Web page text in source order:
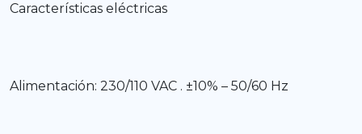
Características eléctricas
Alimentación: 230/110 VAC . ±10% – 50/60 Hz